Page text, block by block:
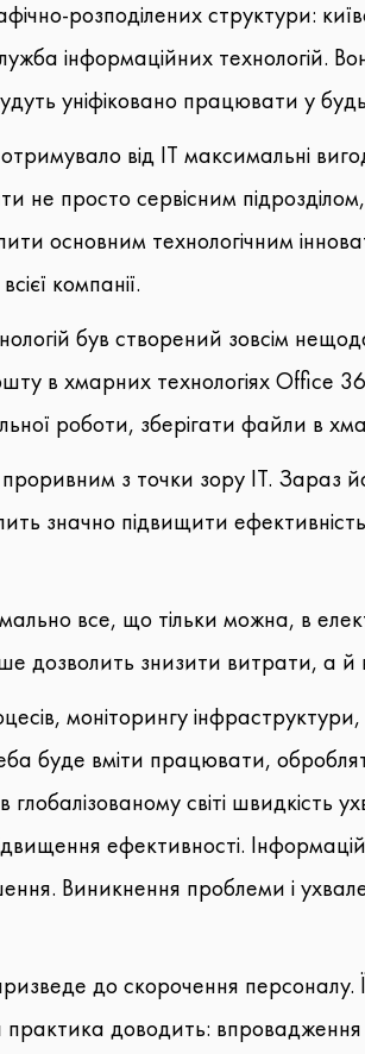
розподілених структури:
інформаційних
уніфіковано працювати у
від ІТ максимальні
не просто сервісним
основним технологічним
компанії.
був створений зовсім
в хмарних технологіях Office
роботи, зберігати файли в
з точки зору IT. Зараз
значно підвищити
все, що тільки можна, в
дозволить знизити витрати, а
моніторингу
буде вміти працювати,
світі швидкість
ефективності.
Виникнення проблеми і
до скорочення персоналу.
доводить: